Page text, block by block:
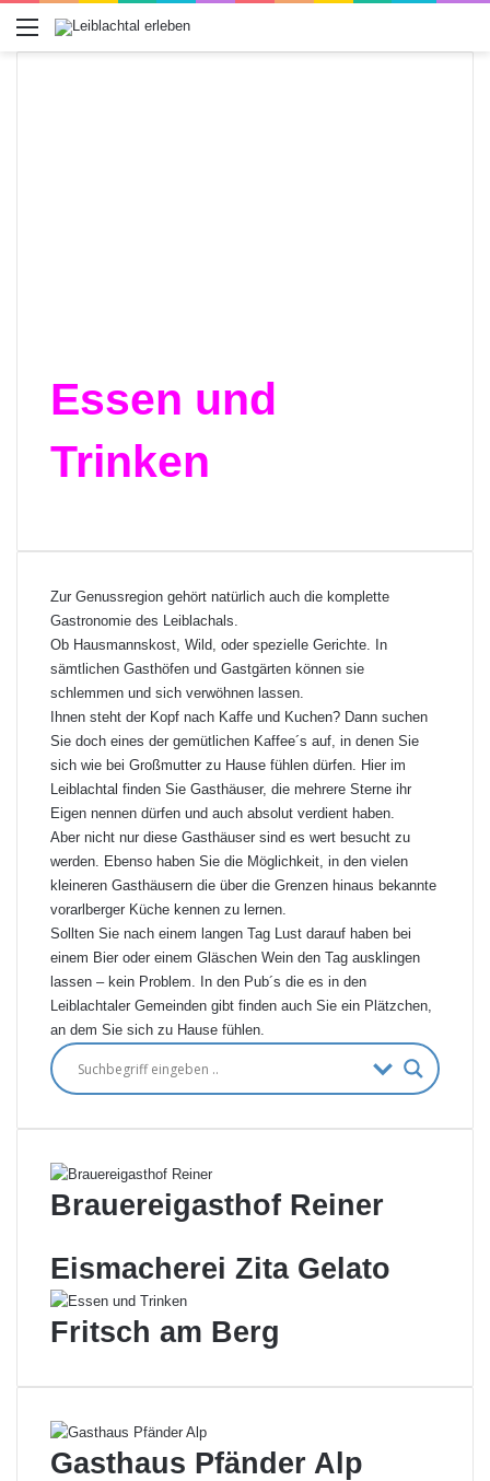
Menü
Essen und
Trinken
Zur Genussregion gehört natürlich auch die komplette
Gastronomie des Leiblachals.
Ob Hausmannskost, Wild, oder spezielle Gerichte. In
sämtlichen Gasthöfen und Gastgärten können sie
schlemmen und sich verwöhnen lassen.
Ihnen steht der Kopf nach Kaffe und Kuchen? Dann suchen
Sie doch eines der gemütlichen Kaffee´s auf, in denen Sie
sich wie bei Großmutter zu Hause fühlen dürfen. Hier im
Leiblachtal finden Sie Gasthäuser, die mehrere Sterne ihr
Eigen nennen dürfen und auch absolut verdient haben.
Aber nicht nur diese Gasthäuser sind es wert besucht zu
werden. Ebenso haben Sie die Möglichkeit, in den vielen
kleineren Gasthäusern die über die Grenzen hinaus bekannte
vorarlberger Küche kennen zu lernen.
Sollten Sie nach einem langen Tag Lust darauf haben bei
einem Bier oder einem Gläschen Wein den Tag ausklingen
lassen – kein Problem. In den Pub´s die es in den
Leiblachtaler Gemeinden gibt finden auch Sie ein Plätzchen,
an dem Sie sich zu Hause fühlen.
Brauereigasthof Reiner
Eismacherei Zita Gelato
Fritsch am Berg
Gasthaus Pfänder Alp